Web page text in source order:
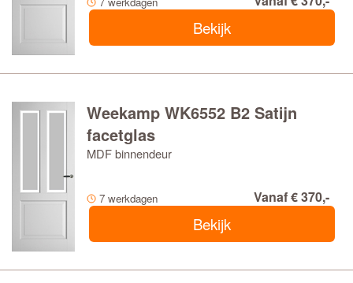
Bekijk
Weekamp WK6552 B2 Satijn
facetglas
MDF binnendeur
7 werkdagen Vanaf € 370,-
Bekijk